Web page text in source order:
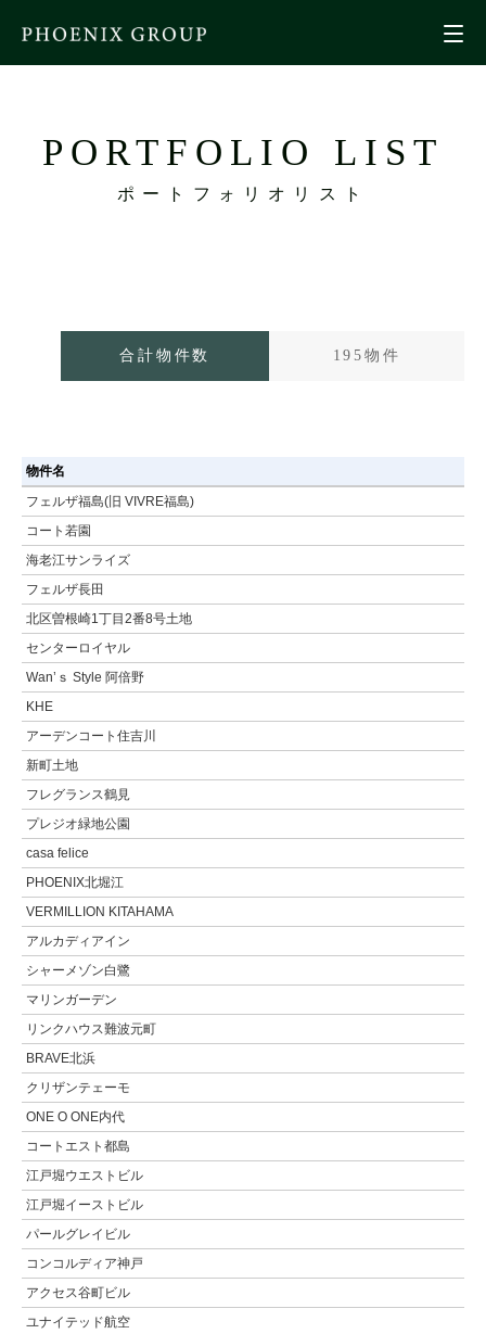
PORTFOLIO LIST
ポートフォリオリスト
合計物件数 195物件
物件名
フェルザ福島(旧 VIVRE福島)
コート若園
海老江サンライズ
フェルザ長田
北区曽根崎1丁目2番8号土地
センターロイヤル
Wan’ｓ Style 阿倍野
KHE
アーデンコート住吉川
新町土地
フレグランス鶴見
プレジオ緑地公園
casa felice
PHOENIX北堀江
VERMILLION KITAHAMA
アルカディアイン
シャーメゾン白鷺
マリンガーデン
リンクハウス難波元町
BRAVE北浜
クリザンテェーモ
ONE O ONE内代
コートエスト都島
江戸堀ウエストビル
江戸堀イーストビル
パールグレイビル
コンコルディア神戸
アクセス谷町ビル
ユナイテッド航空